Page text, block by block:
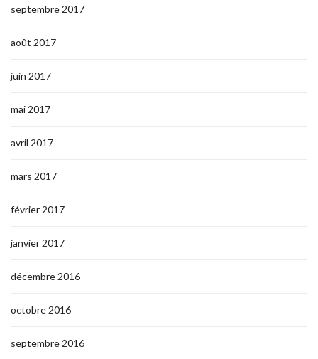
septembre 2017
août 2017
juin 2017
mai 2017
avril 2017
mars 2017
février 2017
janvier 2017
décembre 2016
octobre 2016
septembre 2016